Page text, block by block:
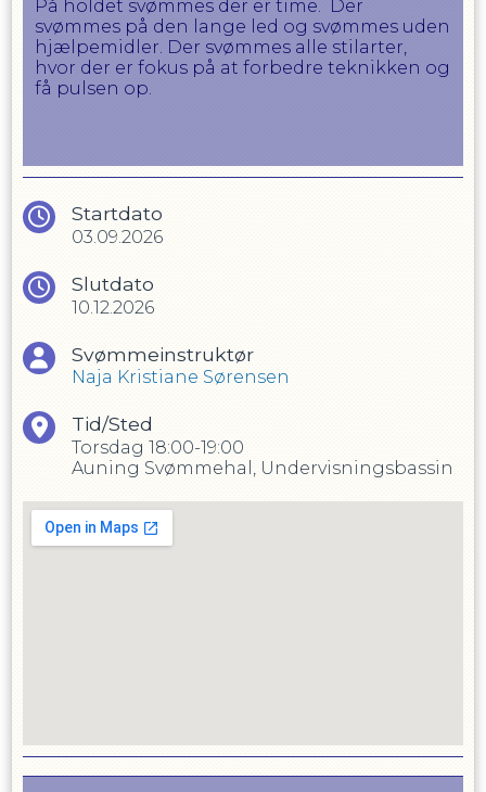
På holdet svømmes der er time. Der
svømmes på den lange led og svømmes uden
hjælpemidler. Der svømmes alle stilarter,
hvor der er fokus på at forbedre teknikken og
få pulsen op.
Startdato
03.09.2026
Slutdato
10.12.2026
Svømmeinstruktør
Naja Kristiane Sørensen
Tid/Sted
Torsdag 18:00-19:00
Auning Svømmehal, Undervisningsbassin